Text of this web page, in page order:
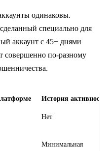
одинаковы.
специально для
аккаунт с 45+ днями
совершенно по-разному
История активности
Нет
Минимальная